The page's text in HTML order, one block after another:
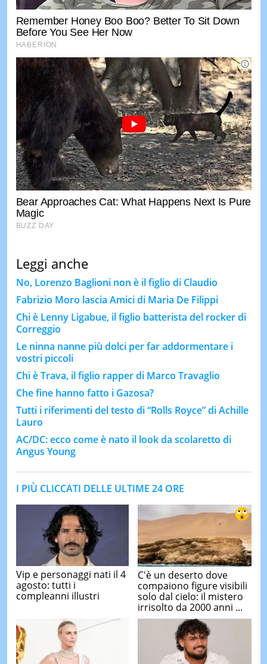
Leggi anche
No, Lorenzo Baglioni non è il figlio di Claudio
Fabrizio Moro lascia Amici di Maria De Filippi
Chi è Lenny Ligabue, il figlio batterista del rocker di
Correggio
Le ninna nanne più dolci per far addormentare i
vostri piccoli
Chi è Trava, il figlio rapper di Marco Travaglio
Che fine hanno fatto i Gazosa?
Tutti i riferimenti del testo di “Rolls Royce” di Achille
Lauro
AC/DC: ecco come è nato il look da scolaretto di
Angus Young
I PIÙ CLICCATI DELLE ULTIME 24 ORE
Vip e personaggi nati il 4
agosto: tutti i
compleanni illustri
C'è un deserto dove
compaiono figure visibili
solo dal cielo: il mistero
irrisolto da 2000 anni ...